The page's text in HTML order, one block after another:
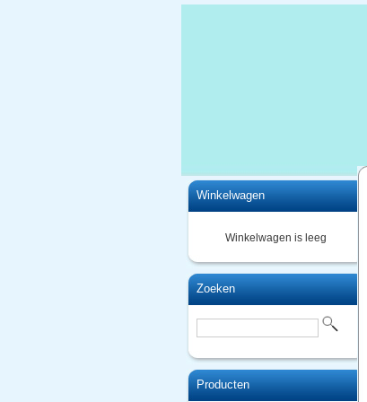
Winkelwagen
Winkelwagen is leeg
Zoeken
Producten